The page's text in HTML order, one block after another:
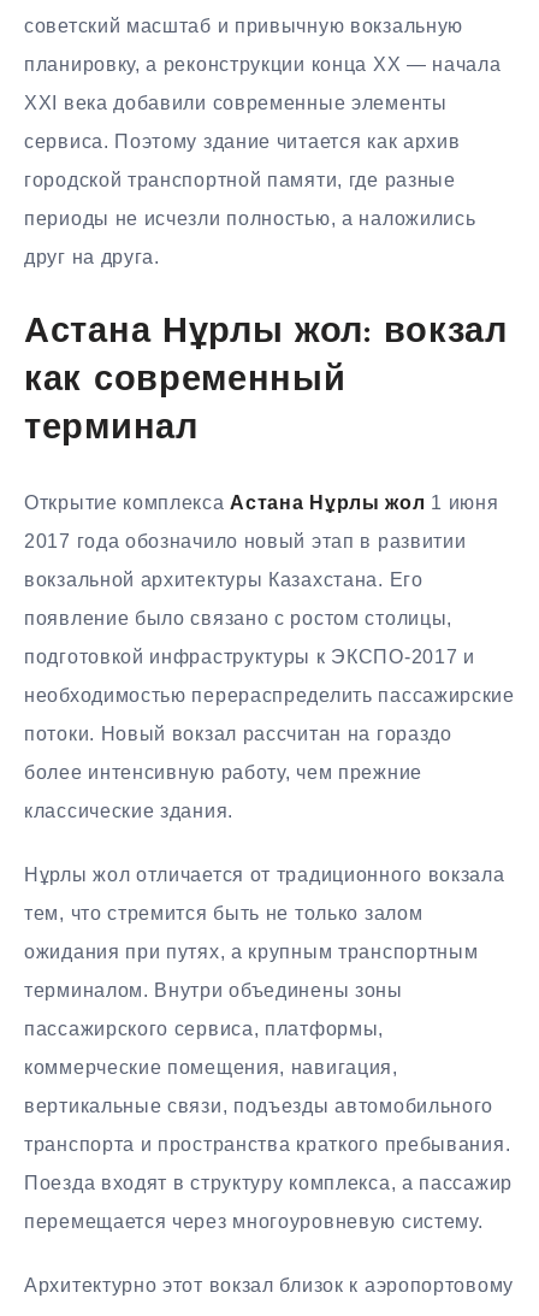
советский масштаб и привычную вокзальную
планировку, а реконструкции конца XX — начала
XXI века добавили современные элементы
сервиса. Поэтому здание читается как архив
городской транспортной памяти, где разные
периоды не исчезли полностью, а наложились
друг на друга.
Астана Нұрлы жол: вокзал
как современный
терминал
Открытие комплексаАстана Нұрлы жол 1 июня
2017 года обозначило новый этап в развитии
вокзальной архитектуры Казахстана. Его
появление было связано с ростом столицы,
подготовкой инфраструктуры к ЭКСПО-2017 и
необходимостью перераспределить пассажирские
потоки. Новый вокзал рассчитан на гораздо
более интенсивную работу, чем прежние
классические здания.
Нұрлы жол отличается от традиционного вокзала
тем, что стремится быть не только залом
ожидания при путях, а крупным транспортным
терминалом. Внутри объединены зоны
пассажирского сервиса, платформы,
коммерческие помещения, навигация,
вертикальные связи, подъезды автомобильного
транспорта и пространства краткого пребывания.
Поезда входят в структуру комплекса, а пассажир
перемещается через многоуровневую систему.
Архитектурно этот вокзал близок к аэропортовому